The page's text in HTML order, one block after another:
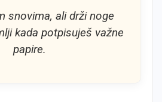
snovima, ali drži noge
kada potpisuješ važne
papire.